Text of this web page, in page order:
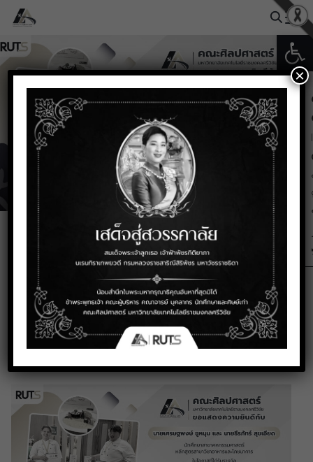
Skip
content
Search
for:
รางวัลและผลงาน
นศ. วิชาอาหารและโภชนาการได้
รับรางวัล “รองชนะเลิศอันดับ
หนึ่ง” Songkhla Gastronomy
Champion 2024
มกราคม 6, 2025
×